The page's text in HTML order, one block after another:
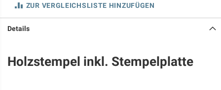
ZUR VERGLEICHSLISTE HINZUFÜGEN
Details
Holzstempel inkl. Stempelplatte